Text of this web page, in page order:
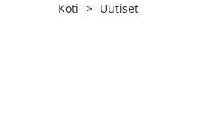
Koti > Uutiset